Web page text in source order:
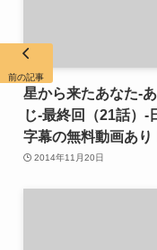
星から来たあなた-
じ-最終回（21話）-
字幕の無料動画あり
2014年11月20日
前の記事